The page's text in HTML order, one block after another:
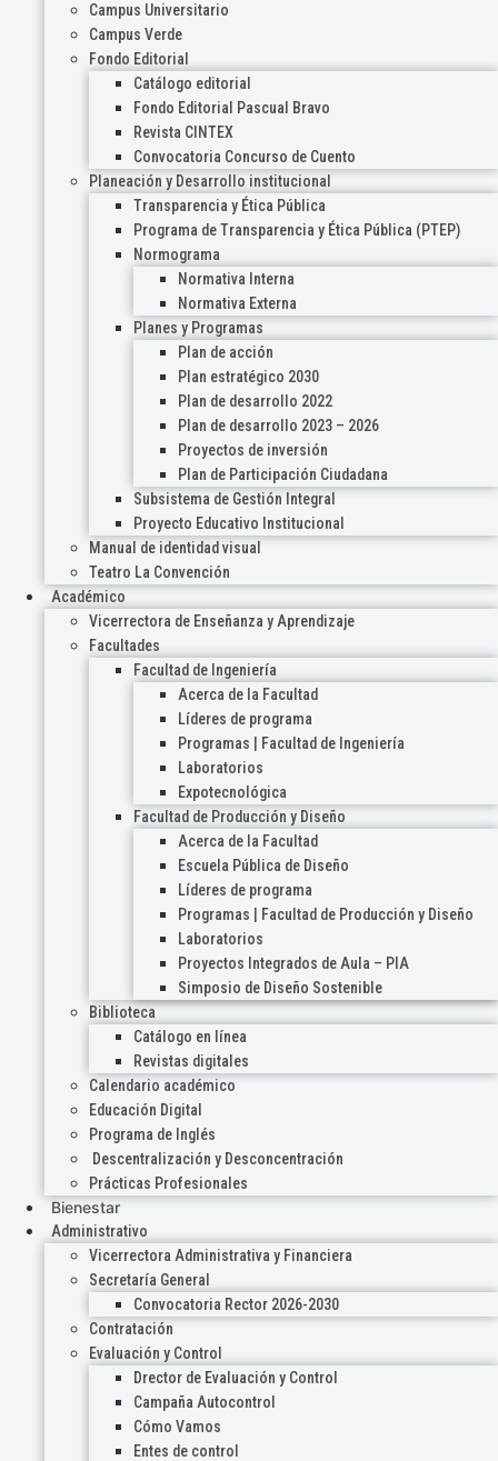
Campus Universitario
Campus Verde
Fondo Editorial
Catálogo editorial
Fondo Editorial Pascual Bravo
Revista CINTEX
Convocatoria Concurso de Cuento
Planeación y Desarrollo institucional
Transparencia y Ética Pública
Programa de Transparencia y Ética Pública (PTEP)
Normograma
Normativa Interna
Normativa Externa
Planes y Programas
Plan de acción
Plan estratégico 2030
Plan de desarrollo 2022
Plan de desarrollo 2023 – 2026
Proyectos de inversión
Plan de Participación Ciudadana
Subsistema de Gestión Integral
Proyecto Educativo Institucional
Manual de identidad visual
Teatro La Convención
Académico
Vicerrectora de Enseñanza y Aprendizaje
Facultades
Facultad de Ingeniería
Acerca de la Facultad
Líderes de programa
Programas | Facultad de Ingeniería
Laboratorios
Expotecnológica
Facultad de Producción y Diseño
Acerca de la Facultad
Escuela Pública de Diseño
Líderes de programa
Programas | Facultad de Producción y Diseño
Laboratorios
Proyectos Integrados de Aula – PIA
Simposio de Diseño Sostenible
Biblioteca
Catálogo en línea
Revistas digitales
Calendario académico
Educación Digital
Programa de Inglés
Descentralización y Desconcentración
Prácticas Profesionales
Bienestar
Administrativo
Vicerrectora Administrativa y Financiera
Secretaría General
Convocatoria Rector 2026-2030
Contratación
Evaluación y Control
Drector de Evaluación y Control
Campaña Autocontrol
Cómo Vamos
Entes de control